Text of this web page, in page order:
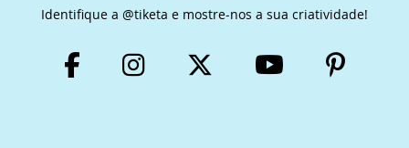
Identifique a @tiketa e mostre-nos a sua criatividade!